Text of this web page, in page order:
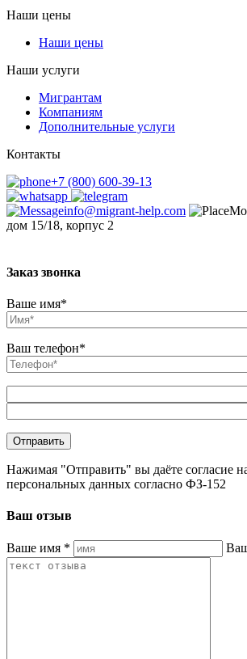
Наши цены
Наши цены
Наши услуги
Мигрантам
Компаниям
Дополнительные услуги
Контакты
+7 (800) 600-39-13
info@migrant-help.com
дом 15/18, корпус 2
Заказ звонка
Ваше имя*
Ваш телефон*
Нажимая "Отправить" вы даёте согласие
персональных данных согласно ФЗ-152
Ваш отзыв
Ваше имя *